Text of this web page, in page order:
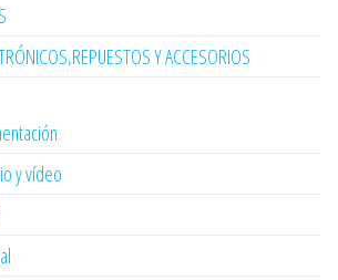
Y ACCESORIOS
y vídeo